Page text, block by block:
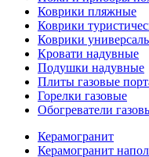
Коврики пляжные
Коврики
Коврики
Кровати надувные
Подушки надувные
Плиты газовые
Горелки газовые
Обогреватели
Керамогранит
Керамогранит